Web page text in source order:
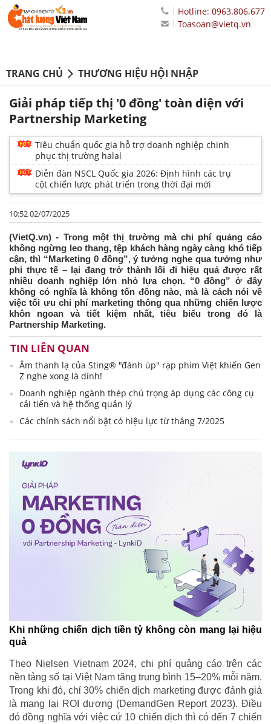
Hotline: 0963.806.677
Toasoan@vietq.vn
TRANG CHỦ THƯƠNG HIỆU HỘI NHẬP
Giải pháp tiếp thị '0 đồng' toàn diện với
Partnership Marketing
Tiêu chuẩn quốc gia hỗ trợ doanh nghiệp chinh
phục thị trường halal
Diễn đàn NSCL Quốc gia 2026: Định hình các trụ
cột chiến lược phát triển trong thời đại mới
10:52 02/07/2025
(VietQ.vn) - Trong một thị trường mà chi phí quảng cáo
không ngừng leo thang, tệp khách hàng ngày càng khó tiếp
cận, thì “Marketing 0 đồng”, ý tưởng nghe qua tưởng như
phi thực tế – lại đang trở thành lối đi hiệu quả được rất
nhiều doanh nghiệp lớn nhỏ lựa chọn. “0 đồng” ở đây
không có nghĩa là không tốn đồng nào, mà là cách nói về
việc tối ưu chi phí marketing thông qua những chiến lược
khôn ngoan và tiết kiệm nhất, tiêu biểu trong đó là
Partnership Marketing.
TIN LIÊN QUAN
Âm thanh lạ của Sting® "đánh úp" rạp phim Việt khiến Gen
Z nghe xong là dính!
Doanh nghiệp ngành thép chú trọng áp dụng các công cụ
cải tiến và hệ thống quản lý
Các chính sách nổi bật có hiệu lực từ tháng 7/2025
Khi những chiến dịch tiền tỷ không còn mang lại hiệu
quả
Theo Nielsen Vietnam 2024, chi phí quảng cáo trên các
nền tảng số tại Việt Nam tăng trung bình 15–20% mỗi năm.
Trong khi đó, chỉ 30% chiến dịch marketing được đánh giá
là mang lại ROI dương (DemandGen Report 2023). Điều
đó đồng nghĩa với việc cứ 10 chiến dịch thì có đến 7 chiến